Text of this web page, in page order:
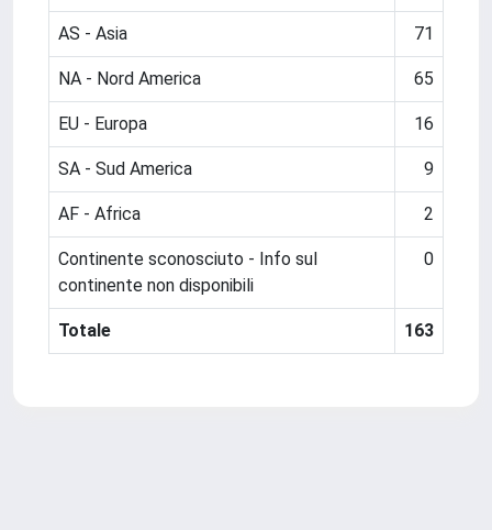
AS - Asia 71
NA - Nord America 65
EU - Europa 16
SA - Sud America 9
AF - Africa 2
Continente sconosciuto - Info sul
continente non disponibili
0
Totale 163